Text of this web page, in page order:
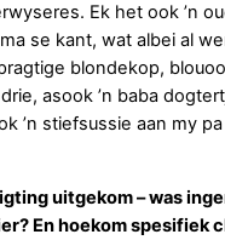
Ek het ook ’n
se kant, wat albei al
blondekop,
asook ’n baba
’n stiefsussie aan my
uitgekom – was
En hoekom spesifiek